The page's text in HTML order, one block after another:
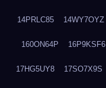
14PRLC85 14WY7OYZ
160ON64P 16P9KSF6
17HG5UY8 17SO7X9S